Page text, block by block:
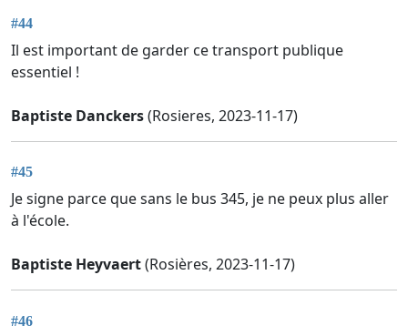
#44
Il est important de garder ce transport publique
essentiel !
Baptiste Danckers(Rosieres, 2023-11-17)
#45
Je signe parce que sans le bus 345, je ne peux plus aller
à l'école.
Baptiste Heyvaert(Rosières, 2023-11-17)
#46